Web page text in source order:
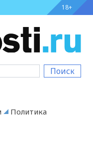
18+
Поиск
Политика